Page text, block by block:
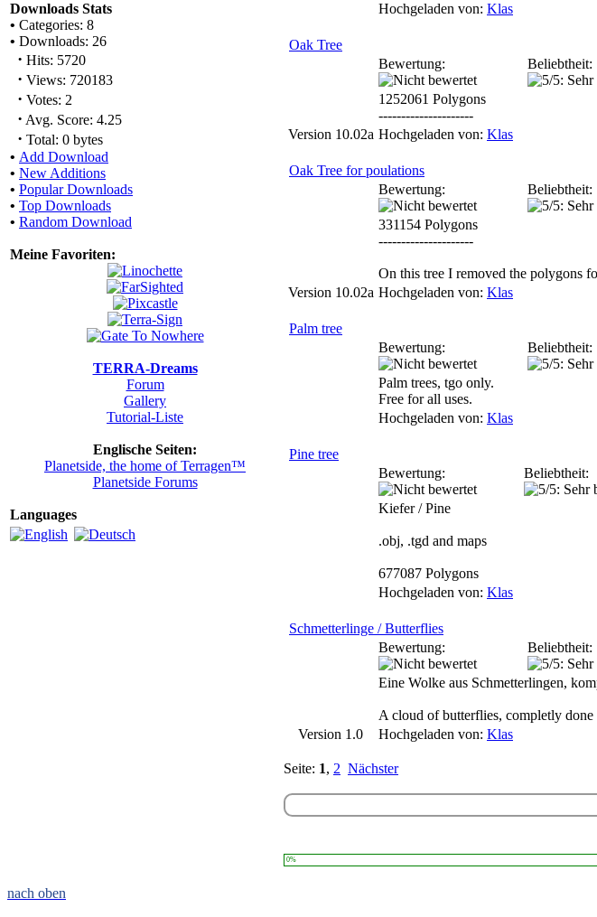
Downloads Stats
• Categories: 8
• Downloads: 26
· Hits: 5720
· Views: 720183
· Votes: 2
· Avg. Score: 4.25
· Total: 0 bytes
• Add Download
• New Additions
• Popular Downloads
• Top Downloads
• Random Download
Meine Favoriten:
TERRA-Dreams
Forum
Gallery
Tutorial-Liste
Englische Seiten:
Planetside, the home of Terragen™
Planetside Forums
Languages
Hochgeladen von: Klas
Oak Tree
Bewertung:
Beliebtheit:
1252061 Polygons
---------------------
Version 10.02a Hochgeladen von: Klas
Oak Tree for poulations
Bewertung:
Beliebtheit:
331154 Polygons
---------------------
On this tree I removed the polygons
Version 10.02a Hochgeladen von: Klas
Palm tree
Bewertung:
Beliebtheit:
Palm trees, tgo only.
Free for all uses.
Hochgeladen von: Klas
Pine tree
Bewertung:
Beliebtheit:
Kiefer / Pine
.obj, .tgd and maps
677087 Polygons
Hochgeladen von: Klas
Schmetterlinge / Butterflies
Bewertung:
Beliebtheit:
Eine Wolke aus Schmetterlingen,
A cloud of butterflies, completly
Version 1.0
Hochgeladen von: Klas
Seite: 1, 2 Nächster
0%
nach oben